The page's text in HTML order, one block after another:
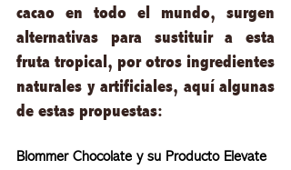
cacao en todo el mundo, surgen
alternativas para sustituir a esta
fruta tropical, por otros ingredientes
naturales y artificiales, aquí algunas
de estas propuestas:
Blommer Chocolate y su Producto Elevate